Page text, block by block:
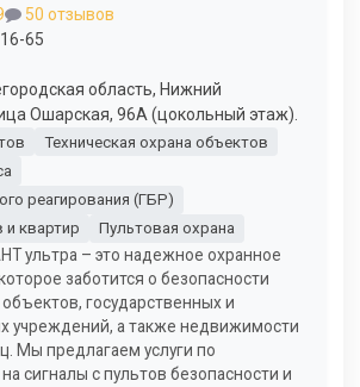
50 отзывов
65
область, Нижний
Ошарская, 96А (цокольный этаж).
Техническая охрана объектов
реагирования (ГБР)
квартир
Пультовая охрана
ультра – это надежное охранное
заботится о безопасности
государственных и
учреждений, а также недвижимости
Мы предлагаем услуги по
сигналы с пультов безопасности и